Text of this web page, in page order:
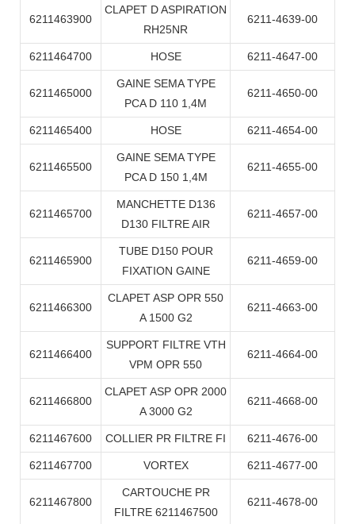
6211463900
CLAPET D ASPIRATION
RH25NR
6211-4639-00
6211464700 HOSE 6211-4647-00
6211465000
GAINE SEMA TYPE
PCA D 110 1,4M
6211-4650-00
6211465400 HOSE 6211-4654-00
6211465500
GAINE SEMA TYPE
PCA D 150 1,4M
6211-4655-00
6211465700
MANCHETTE D136
D130 FILTRE AIR
6211-4657-00
6211465900
TUBE D150 POUR
FIXATION GAINE
6211-4659-00
6211466300
CLAPET ASP OPR 550
A 1500 G2
6211-4663-00
6211466400
SUPPORT FILTRE VTH
VPM OPR 550
6211-4664-00
6211466800
CLAPET ASP OPR 2000
A 3000 G2
6211-4668-00
6211467600 COLLIER PR FILTRE FI 6211-4676-00
6211467700 VORTEX 6211-4677-00
6211467800
CARTOUCHE PR
FILTRE 6211467500
6211-4678-00